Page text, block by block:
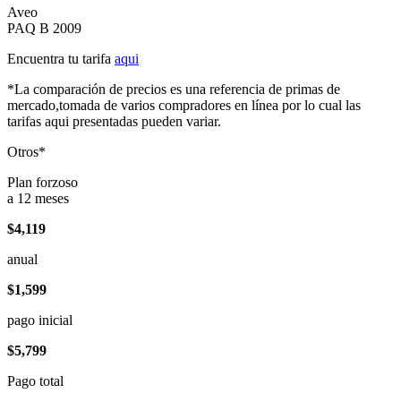
Aveo
PAQ B 2009
Encuentra tu tarifa aqui
*La comparación de precios es una referencia de primas de
mercado,tomada de varios compradores en línea por lo cual las
tarifas aqui presentadas pueden variar.
Otros*
Plan forzoso
a 12 meses
$4,119
anual
$1,599
pago inicial
$5,799
Pago total